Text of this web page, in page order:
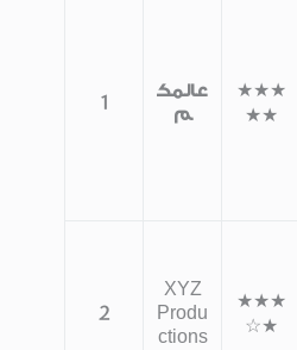
★★★
★★
عالمك
م
1
★★★
★☆
XYZ
Produ
ctions
2